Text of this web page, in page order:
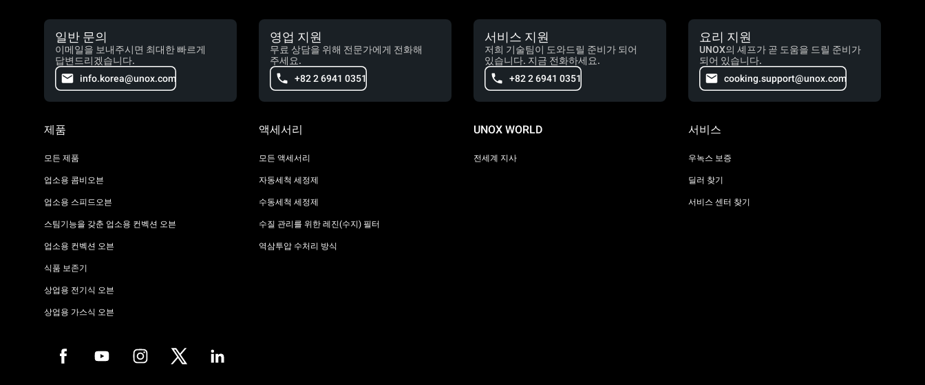
일반 문의
이메일을 보내주시면 최대한 빠르게
답변드리겠습니다.
info.korea@unox.com
영업 지원
무료 상담을 위해 전문가에게 전화해
주세요.
+82 2 6941 0351
서비스 지원
저희 기술팀이 도와드릴 준비가 되어
있습니다. 지금 전화하세요.
+82 2 6941 0351
요리 지원
UNOX의 셰프가 곧 도움을 드릴 준비가
되어 있습니다.
cooking.support@unox.com
제품
모든 제품
업소용 콤비오븐
업소용 스피드오븐
스팀기능을 갖춘 업소용 컨벡션 오븐
업소용 컨벡션 오븐
식품 보존기
상업용 전기식 오븐
상업용 가스식 오븐
액세서리
모든 액세서리
자동세척 세정제
수동세척 세정제
수질 관리를 위한 레진(수지) 필터
역삼투압 수처리 방식
UNOX WORLD
전세계 지사
서비스
우녹스 보증
딜러 찾기
서비스 센터 찾기